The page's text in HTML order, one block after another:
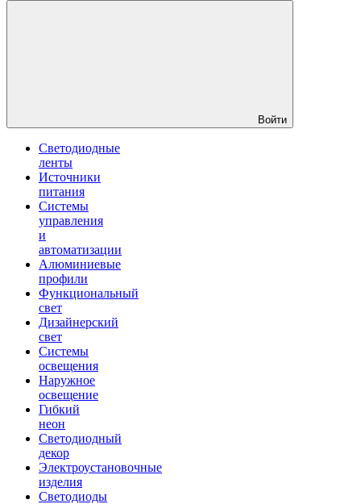
Войти
Светодиодные
ленты
Источники
питания
Системы
управления
и
автоматизации
Алюминиевые
профили
Функциональный
свет
Дизайнерский
свет
Системы
освещения
Наружное
освещение
Гибкий
неон
Светодиодный
декор
Электроустановочные
изделия
Светодиоды